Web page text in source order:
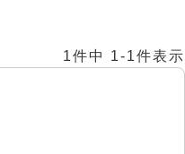
1件中 1-1件表示